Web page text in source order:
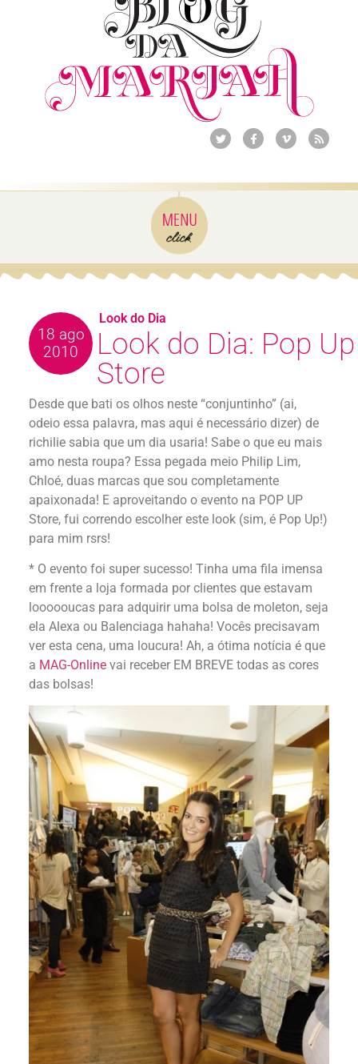
18 ago
2010
Look do Dia: Pop Up
Store
Desde que bati os olhos neste “conjuntinho” (ai,
odeio essa palavra, mas aqui é necessário dizer) de
richilie sabia que um dia usaria! Sabe o que eu mais
amo nesta roupa? Essa pegada meio Philip Lim,
Chloé, duas marcas que sou completamente
apaixonada! E aproveitando o evento na POP UP
Store, fui correndo escolher este look (sim, é Pop Up!)
para mim rsrs!
* O evento foi super sucesso! Tinha uma fila imensa
em frente a loja formada por clientes que estavam
loooooucas para adquirir uma bolsa de moleton, seja
ela Alexa ou Balenciaga hahaha! Vocês precisavam
ver esta cena, uma loucura! Ah, a ótima notícia é que
a MAG-Online vai receber EM BREVE todas as cores
das bolsas!
Look do Dia